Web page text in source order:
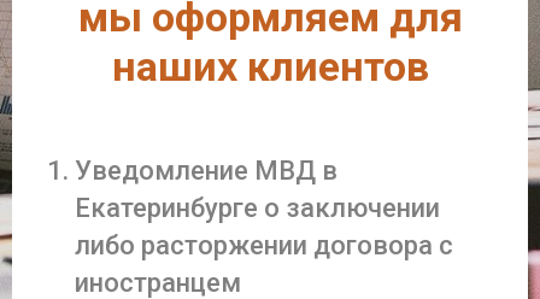
мы оформляем для
наших клиентов
Уведомление МВД в
Екатеринбурге о заключении
либо расторжении договора с
иностранцем